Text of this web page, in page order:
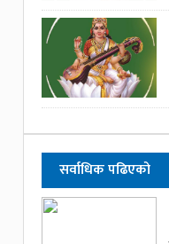
सर्वाधिक पढिएको